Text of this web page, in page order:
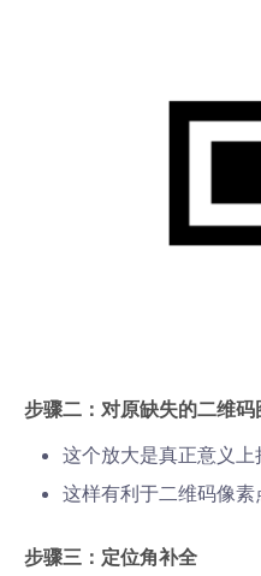
步骤二：对原缺失的二维
这个放大是真正意义上
这样有利于二维码像素
步骤三：定位角补全